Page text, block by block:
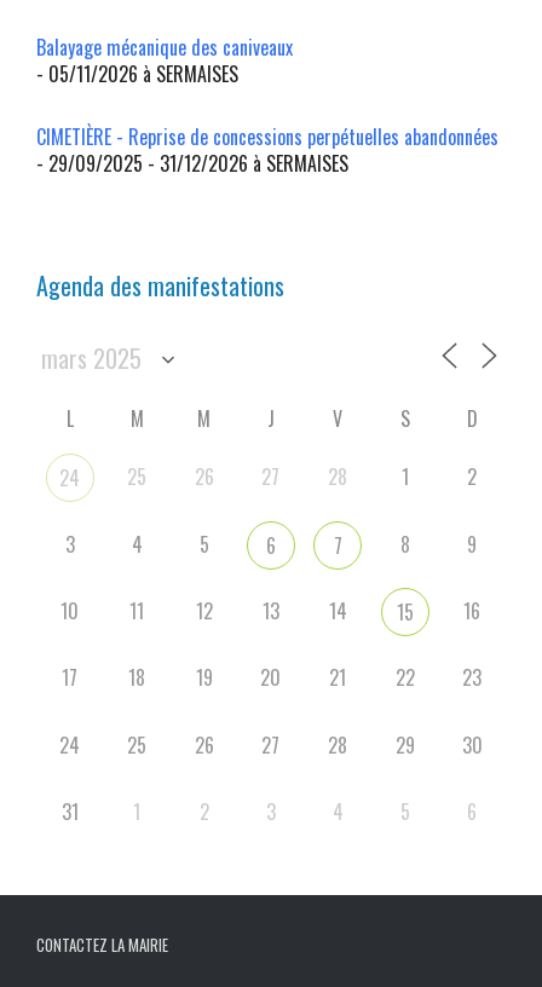
Balayage mécanique des caniveaux
- 05/11/2026 à SERMAISES
CIMETIÈRE - Reprise de concessions perpétuelles abandonnées
- 29/09/2025 - 31/12/2026 à SERMAISES
Agenda des manifestations
L M M J V S D
24 25 26 27 28 1 2
3 4 5 6 7 8 9
10 11 12 13 14 15 16
17 18 19 20 21 22 23
24 25 26 27 28 29 30
31 1 2 3 4 5 6
CONTACTEZ LA MAIRIE